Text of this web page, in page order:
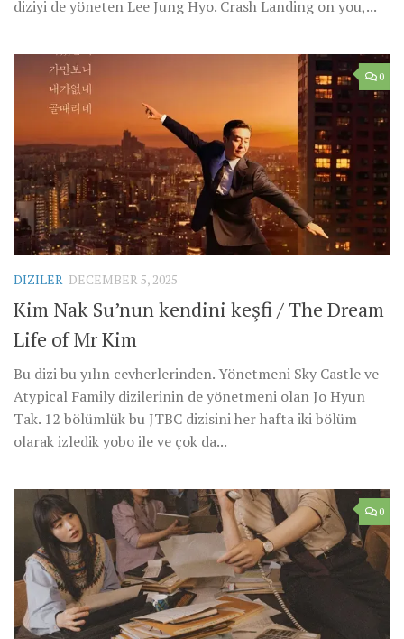
diziyi de yöneten Lee Jung Hyo. Crash Landing on you,...
0
DIZILER DECEMBER 5, 2025
Kim Nak Su’nun kendini keşfi / The Dream
Life of Mr Kim
Bu dizi bu yılın cevherlerinden. Yönetmeni Sky Castle ve
Atypical Family dizilerinin de yönetmeni olan Jo Hyun
Tak. 12 bölümlük bu JTBC dizisini her hafta iki bölüm
olarak izledik yobo ile ve çok da...
0